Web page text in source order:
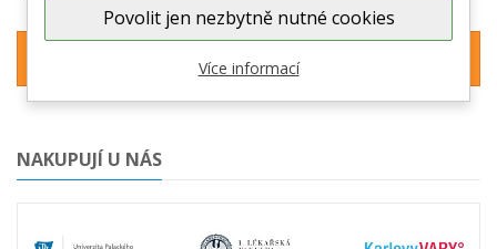
Žádný produkt neodpovídá tomuto dodavateli.
NAKUPUJÍ U NÁS
Povolit jen nezbytně nutné cookies
Více informací